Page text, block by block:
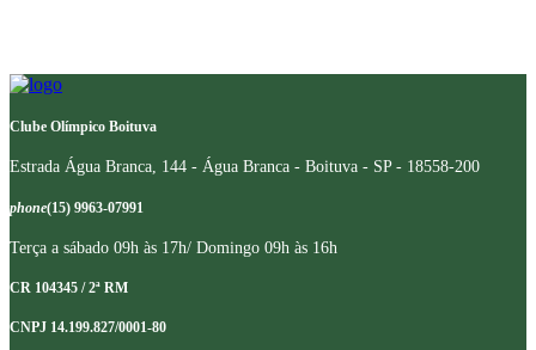
Clube Olímpico Boituva
Estrada Água Branca, 144 - Água Branca - Boituva - SP - 18558-200
phone(15) 9963-07991
Terça a sábado 09h às 17h/ Domingo 09h às 16h
CR 104345 / 2ª RM
CNPJ 14.199.827/0001-80